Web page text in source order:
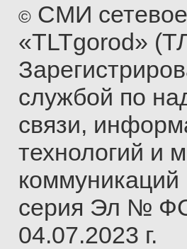
© СМИ
«TLTgorod»
службой по
связи,
технологий и
серия Эл №
04.07.2023 г.